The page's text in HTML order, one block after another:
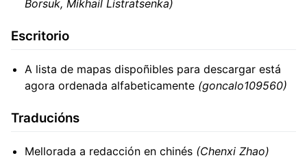
Borsuk, Mikhail Listratsenka)
Escritorio
A lista de mapas dispoñibles para descargar está
agora ordenada alfabeticamente (goncalo109560)
Traducións
Mellorada a redacción en chinés (Chenxi Zhao)